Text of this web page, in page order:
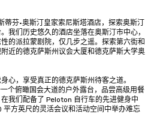
芬·奥斯汀皇家索尼斯塔酒店，探索奥斯汀
我们历史悠久的酒店坐落在奥斯汀市中心，
的派拉蒙剧院，仅几步之遥。探索第六街和
近的德克萨斯州议会大厦和德克萨斯大学奥
心，享受真正的德克萨斯州待客之道。
个俯瞰国会大道的户外露台，品尝高级用餐
我们配备了 Peloton 自行车的先进健身中
方英尺的灵活会议和活动空间中举办难忘